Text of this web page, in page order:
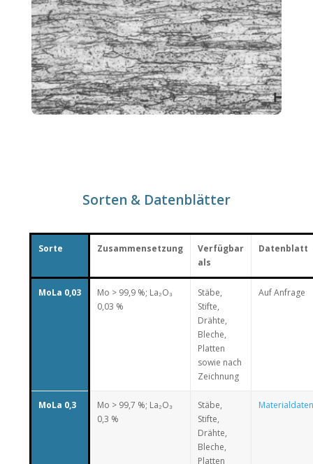
Sorten & Datenblätter
Sorte Zusammensetzung
Verfügbar
als
Datenblatt
MoLa 0,03
Mo > 99,9 %; La₂O₃
0,03 %
Stäbe,
Stifte,
Drähte,
Bleche,
Platten
sowie nach
Zeichnung
Auf Anfrage
MoLa 0,3
Mo > 99,7 %; La₂O₃
0,3 %
Stäbe,
Stifte,
Drähte,
Bleche,
Platten